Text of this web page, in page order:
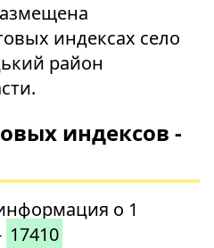
индексах село
район
индексов -
о 1
17410